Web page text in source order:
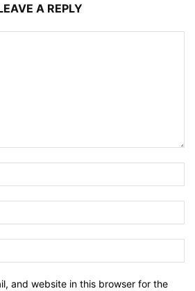
A REPLY
and website in this browser for the